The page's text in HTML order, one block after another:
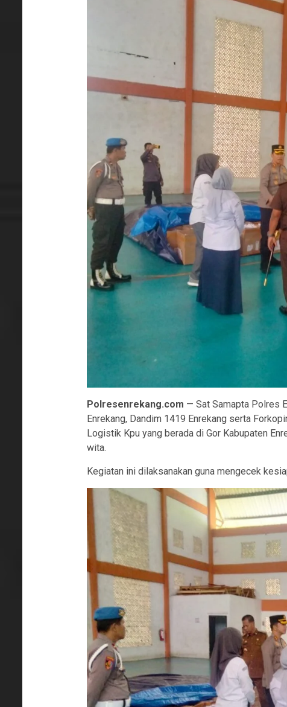
Polresenrekang.com — Sat Samapta Polres
Enrekang, Dandim 1419 Enrekang serta
Logistik Kpu yang berada di Gor Kabupaten
wita.
Kegiatan ini dilaksanakan guna mengecek